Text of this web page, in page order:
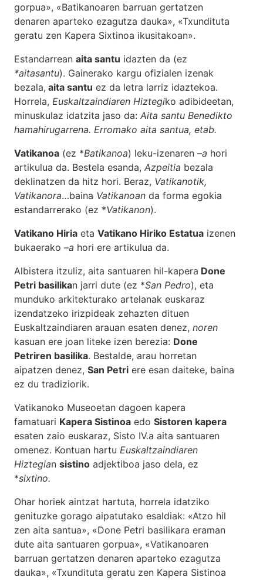
gorpua», «Batikanoaren barruan gertatzen
denaren aparteko ezagutza dauka», «Txundituta
geratu zen Kapera Sixtinoa ikusitakoan».
Estandarrean aita santu idazten da (ez
*aitasantu). Gainerako kargu ofizialen izenak
bezala, aita santu ez da letra larriz idaztekoa.
Horrela, Euskaltzaindiaren Hiztegiko adibideetan,
minuskulaz idatzita jaso da: Aita santu Benedikto
hamahirugarrena. Erromako aita santua, etab.
Vatikanoa (ez *Batikanoa) leku-izenaren –a hori
artikulua da. Bestela esanda, Azpeitia bezala
deklinatzen da hitz hori. Beraz, Vatikanotik,
Vatikanora…baina Vatikanoan da forma egokia
estandarrerako (ez *Vatikanon).
Vatikano Hiria eta Vatikano Hiriko Estatua izenen
bukaerako –a hori ere artikulua da.
Albistera itzuliz, aita santuaren hil-kapera Done
Petri basilikan jarri dute (ez *San Pedro), eta
munduko arkitekturako artelanak euskaraz
izendatzeko irizpideak zehazten dituen
Euskaltzaindiaren arauan esaten denez, noren
kasuan ere joan liteke izen berezia: Done
Petriren basilika. Bestalde, arau horretan
aipatzen denez, San Petri ere esan daiteke, baina
ez du tradiziorik.
Vatikanoko Museoetan dagoen kapera
famatuari Kapera Sistinoa edo Sistoren kapera
esaten zaio euskaraz, Sisto IV.a aita santuaren
omenez. Kontuan hartu Euskaltzaindiaren
Hiztegian sistino adjektiboa jaso dela, ez
*sixtino.
Ohar horiek aintzat hartuta, horrela idatziko
genituzke gorago aipatutako esaldiak: «Atzo hil
zen aita santua», «Done Petri basilikara eraman
dute aita santuaren gorpua», «Vatikanoaren
barruan gertatzen denaren aparteko ezagutza
dauka», «Txundituta geratu zen Kapera Sistinoa